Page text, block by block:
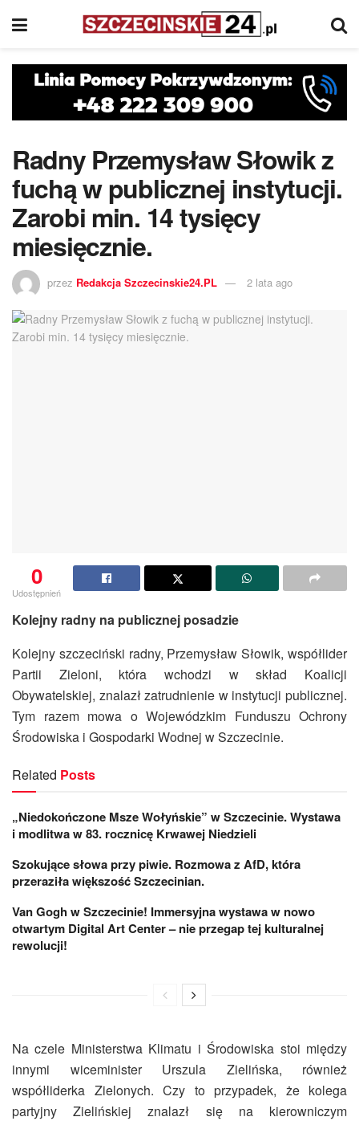
Radny Przemysław Słowik z
fuchą w publicznej instytucji.
Zarobi min. 14 tysięcy
miesięcznie.
przez Redakcja Szczecinskie24.PL 2 lata ago
0
Udostępnień
Kolejny radny na publicznej posadzie
Kolejny szczeciński radny, Przemysław Słowik, współlider
Partii Zieloni, która wchodzi w skład Koalicji
Obywatelskiej, znalazł zatrudnienie w instytucji publicznej.
Tym razem mowa o Wojewódzkim Funduszu Ochrony
Środowiska i Gospodarki Wodnej w Szczecinie.
Related Posts
„Niedokończone Msze Wołyńskie” w Szczecinie. Wystawa
i modlitwa w 83. rocznicę Krwawej Niedzieli
Szokujące słowa przy piwie. Rozmowa z AfD, która
przeraziła większość Szczecinian.
Van Gogh w Szczecinie! Immersyjna wystawa w nowo
otwartym Digital Art Center – nie przegap tej kulturalnej
rewolucji!
Na czele Ministerstwa Klimatu i Środowiska stoi między
innymi wiceminister Urszula Zielińska, również
współliderka Zielonych. Czy to przypadek, że kolega
partyjny Zielińskiej znalazł się na kierowniczym